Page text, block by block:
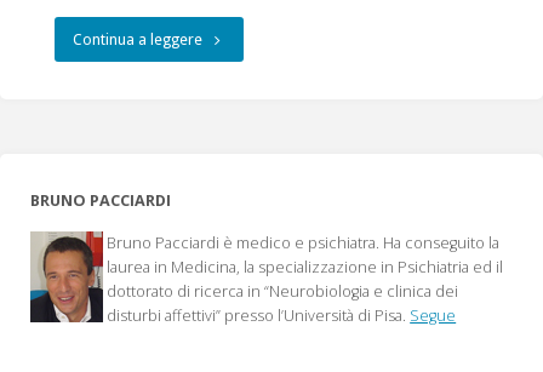
Continua a leggere"Osteoporosi
uno
degli
BRUNO PACCIARDI
Bruno Pacciardi è medico e psichiatra. Ha conseguito la
laurea in Medicina, la specializzazione in Psichiatria ed il
dottorato di ricerca in “Neurobiologia e clinica dei
disturbi affettivi” presso l’Università di Pisa. Segue